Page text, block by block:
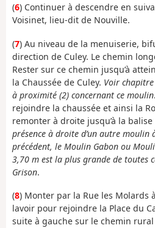
(6) Continuer à descendre en
Voisinet, lieu-dit de Nouville.
(7) Au niveau de la menuiserie,
direction de Culey. Le chemin
Rester sur ce chemin jusqu’à
la Chaussée de Culey. Voir
à proximité (2) concernant ce moulin
rejoindre la chaussée et ainsi la
remonter à droite jusqu’à la
présence à droite d’un autre moulin
précédent, le Moulin Gabon ou
3,70 m est la plus grande de toutes
Grison.
(8) Monter par la Rue les Molards
lavoir pour rejoindre la Place du
suite à gauche sur le chemin